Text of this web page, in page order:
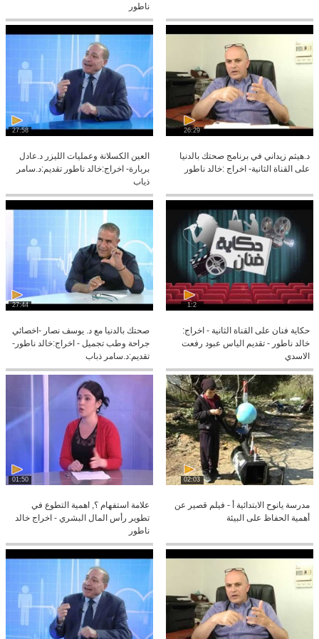
ناطور
26:29
د.هيثم زيداني في برنامج صحتك بالدنيا
على القناة الثانية- اخراج :خالد ناطور
27:58
العين الكسلانة وعمليات الليزر د.عادل
بربارة- اخراج:خالد ناطور تقديم:د.سامر
ذياب
1:2
حكاية فنان على القناة الثانية - اخراج:
خالد ناطور - تقديم الياس عبود رفعت
الاسدي
27:44
صحتك بالدنيا مع د. يوسف نصار -اخصائي
جراحة وطب تجميل - اخراج:خالد ناطور-
تقديم:د.سامر ذباب
02:03
مدرسة يانوح الابتدائية أ - فيلم قصير عن
أهمية الحفاظ على البيئة
01:50
علامة استفهام ؟, اهمية التطوع في
تطوير رأس المال البشري - اخراج خالد
ناطور